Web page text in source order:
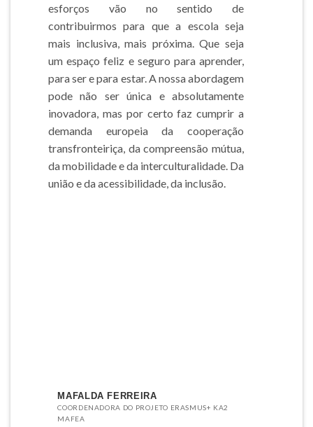
MAFALDA FERREIRA
COORDENADORA DO PROJETO ERASMUS+ KA2
MAFEA
esforços vão no sentido de
contribuirmos para que a escola seja
mais inclusiva, mais próxima. Que seja
um espaço feliz e seguro para aprender,
para ser e para estar. A nossa abordagem
pode não ser única e absolutamente
inovadora, mas por certo faz cumprir a
demanda europeia da cooperação
transfronteiriça, da compreensão mútua,
da mobilidade e da interculturalidade. Da
união e da acessibilidade, da inclusão.